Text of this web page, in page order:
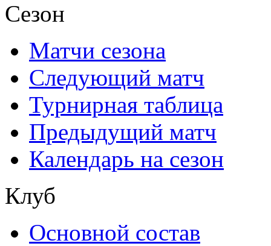
Сезон
Матчи сезона
Следующий матч
Турнирная таблица
Предыдущий матч
Календарь на сезон
Клуб
Основной состав